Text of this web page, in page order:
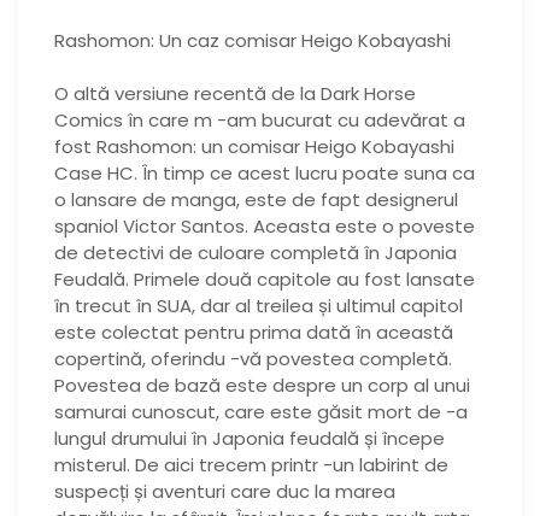
Rashomon: Un caz comisar Heigo Kobayashi
O altă versiune recentă de la Dark Horse
Comics în care m -am bucurat cu adevărat a
fost Rashomon: un comisar Heigo Kobayashi
Case HC. În timp ce acest lucru poate suna ca
o lansare de manga, este de fapt designerul
spaniol Victor Santos. Aceasta este o poveste
de detectivi de culoare completă în Japonia
Feudală. Primele două capitole au fost lansate
în trecut în SUA, dar al treilea și ultimul capitol
este colectat pentru prima dată în această
copertină, oferindu -vă povestea completă.
Povestea de bază este despre un corp al unui
samurai cunoscut, care este găsit mort de -a
lungul drumului în Japonia feudală și începe
misterul. De aici trecem printr -un labirint de
suspecți și aventuri care duc la marea